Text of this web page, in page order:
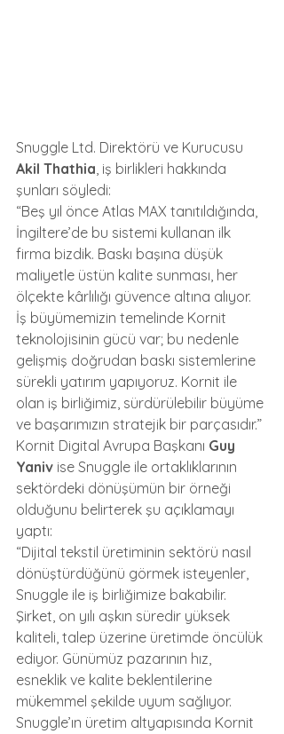
Snuggle Ltd. Direktörü ve Kurucusu
Akil Thathia, iş birlikleri hakkında
şunları söyledi:
“Beş yıl önce Atlas MAX tanıtıldığında,
İngiltere’de bu sistemi kullanan ilk
firma bizdik. Baskı başına düşük
maliyetle üstün kalite sunması, her
ölçekte kârlılığı güvence altına alıyor.
İş büyümemizin temelinde Kornit
teknolojisinin gücü var; bu nedenle
gelişmiş doğrudan baskı sistemlerine
sürekli yatırım yapıyoruz. Kornit ile
olan iş birliğimiz, sürdürülebilir büyüme
ve başarımızın stratejik bir parçasıdır.”
Kornit Digital Avrupa Başkanı Guy
Yaniv ise Snuggle ile ortaklıklarının
sektördeki dönüşümün bir örneği
olduğunu belirterek şu açıklamayı
yaptı:
“Dijital tekstil üretiminin sektörü nasıl
dönüştürdüğünü görmek isteyenler,
Snuggle ile iş birliğimize bakabilir.
Şirket, on yılı aşkın süredir yüksek
kaliteli, talep üzerine üretimde öncülük
ediyor. Günümüz pazarının hız,
esneklik ve kalite beklentilerine
mükemmel şekilde uyum sağlıyor.
Snuggle’ın üretim altyapısında Kornit